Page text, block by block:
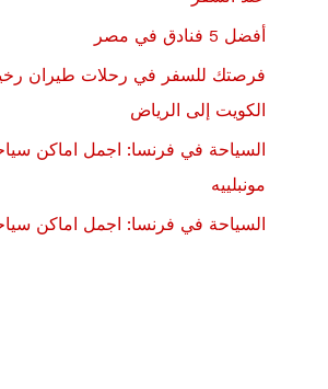
أفضل 5 فنادق في مصر
فرصتك للسفر في رحلات طيران
الكويت إلى الرياض
السياحة في فرنسا: اجمل اماكن
مونبلييه
السياحة في فرنسا: اجمل اماكن